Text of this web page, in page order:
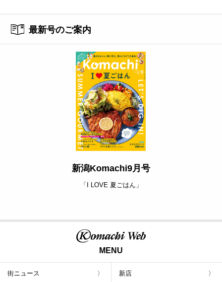
最新号のご案内
新潟Komachi9月号
「I LOVE 夏ごはん」
MENU
街ニュース 新店